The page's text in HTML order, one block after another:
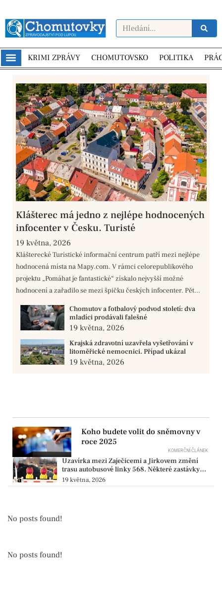
KRIMI ZPRÁVY CHOMUTOVSKO POLITIKA
Klášterec má jedno z nejlépe hodnocených
infocenter v Česku. Turisté
19 května, 2026
Klášterecké Turistické informační centrum patří mezi nejlépe
hodnocená místa na Mapy.com. V rámci celorepublikového
projektu „Pomáhat je fantastické“ získalo nejvyšší možné
hodnocení a zařadilo se mezi špičku českých infocenter. Pět...
Chomutov a fotbalový podvod století: dva
mladíci prodávali falešné
19 května, 2026
Krajská zdravotní uzavřela vyšetřování v
litoměřické nemocnici. Případ ukázal
19 května, 2026
Koho budete volit do sněmovny v
roce 2025
KOMERČNÍ ČLÁNEK
Uzavírka mezi Zaječicemi a Jirkovem změní
trasu autobusové linky 568. Některé zastávky
budou dočasně mimo provoz
19 května, 2026
No posts found!
No posts found!